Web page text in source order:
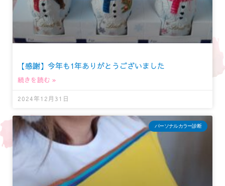
【感謝】今年も1年ありがとうございました
続きを読む »
2024年12月31日
パーソナルカラー診断